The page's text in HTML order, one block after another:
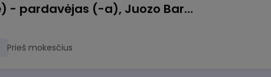
Kasininkas (-ė) - pardavėjas (-a), Juozo Bartašiaus g. 1, Utena
Prieš mokesčius